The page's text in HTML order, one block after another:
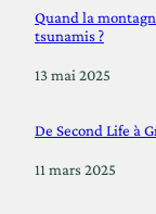
Quand la
tsunamis ?
Date
13 mai 2025
De Second Life à
Date
11 mars 2025